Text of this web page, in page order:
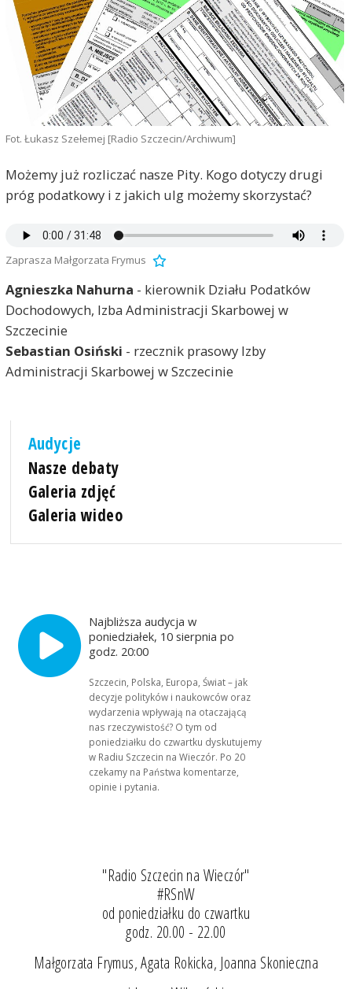
Fot. Łukasz Szełemej [Radio Szczecin/Archiwum]
Możemy już rozliczać nasze Pity. Kogo dotyczy drugi
próg podatkowy i z jakich ulg możemy skorzystać?
Zaprasza Małgorzata Frymus
Agnieszka Nahurna - kierownik Działu Podatków
Dochodowych, Izba Administracji Skarbowej w
Szczecinie
Sebastian Osiński - rzecznik prasowy Izby
Administracji Skarbowej w Szczecinie
Audycje
Nasze debaty
Galeria zdjęć
Galeria wideo
Najbliższa audycja w
poniedziałek, 10 sierpnia po
godz. 20:00
Szczecin, Polska, Europa, Świat – jak
decyzje polityków i naukowców oraz
wydarzenia wpływają na otaczającą
nas rzeczywistość? O tym od
poniedziałku do czwartku dyskutujemy
w Radiu Szczecin na Wieczór. Po 20
czekamy na Państwa komentarze,
opinie i pytania.
"Radio Szczecin na Wieczór"
#RSnW
od poniedziałku do czwartku
godz. 20.00 - 22.00
Małgorzata Frymus, Agata Rokicka, Joanna Skonieczna